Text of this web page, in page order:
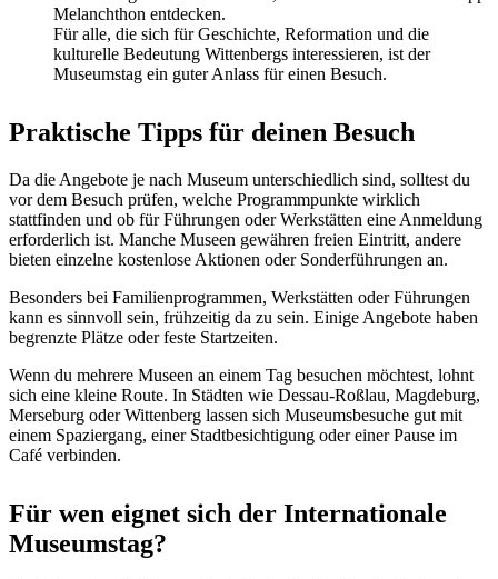
Melanchthon entdecken.
Für alle, die sich für Geschichte, Reformation und die
kulturelle Bedeutung Wittenbergs interessieren, ist der
Museumstag ein guter Anlass für einen Besuch.
Praktische Tipps für deinen Besuch
Da die Angebote je nach Museum unterschiedlich sind, solltest du
vor dem Besuch prüfen, welche Programmpunkte wirklich
stattfinden und ob für Führungen oder Werkstätten eine Anmeldung
erforderlich ist. Manche Museen gewähren freien Eintritt, andere
bieten einzelne kostenlose Aktionen oder Sonderführungen an.
Besonders bei Familienprogrammen, Werkstätten oder Führungen
kann es sinnvoll sein, frühzeitig da zu sein. Einige Angebote haben
begrenzte Plätze oder feste Startzeiten.
Wenn du mehrere Museen an einem Tag besuchen möchtest, lohnt
sich eine kleine Route. In Städten wie Dessau-Roßlau, Magdeburg,
Merseburg oder Wittenberg lassen sich Museumsbesuche gut mit
einem Spaziergang, einer Stadtbesichtigung oder einer Pause im
Café verbinden.
Für wen eignet sich der Internationale
Museumstag?